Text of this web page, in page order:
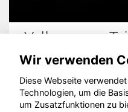
Volkswagen
©
Wir verwenden
Diese Webseite
Technologien, um die
um Zusatzfunktionen zu